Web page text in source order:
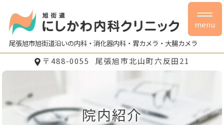
尾張旭市旭街道沿いの内科・消化器内科・胃カメラ・大腸カメラ
〒488-0055 尾張旭市北山町六反田21
menu
院内紹介